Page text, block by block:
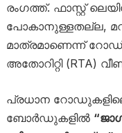
രംഗത്ത്. ഫാസ്റ്റ്
പോകാനുള്ളതല്ല,
മാത്രമാണെന്ന്
അതോറിറ്റി (RTA)
പ്രധാന
ബോർഡുകളിൽ